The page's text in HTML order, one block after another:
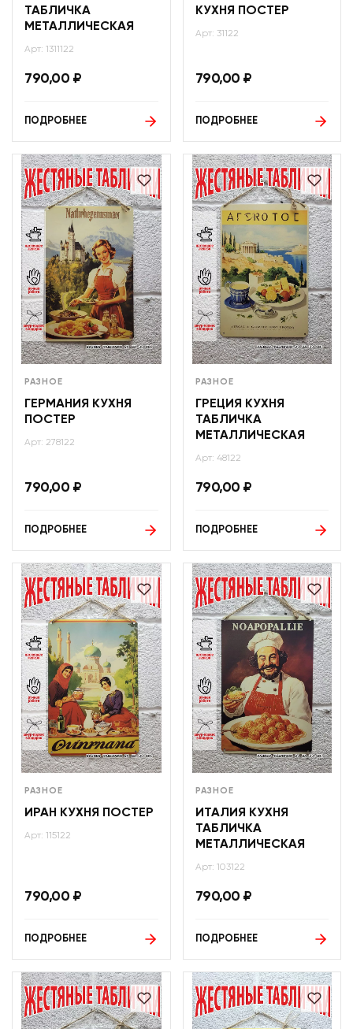
ТАБЛИЧКА
МЕТАЛЛИЧЕСКАЯ
Арт: 1311122
790,00 ₽
ПОДРОБНЕЕ
КУХНЯ ПОСТЕР
Арт: 31122
790,00 ₽
ПОДРОБНЕЕ
РАЗНОЕ
ГЕРМАНИЯ КУХНЯ
ПОСТЕР
Арт: 278122
790,00 ₽
ПОДРОБНЕЕ
РАЗНОЕ
ГРЕЦИЯ КУХНЯ
ТАБЛИЧКА
МЕТАЛЛИЧЕСКАЯ
Арт: 48122
790,00 ₽
ПОДРОБНЕЕ
РАЗНОЕ
ИРАН КУХНЯ ПОСТЕР
Арт: 115122
790,00 ₽
ПОДРОБНЕЕ
РАЗНОЕ
ИТАЛИЯ КУХНЯ
ТАБЛИЧКА
МЕТАЛЛИЧЕСКАЯ
Арт: 103122
790,00 ₽
ПОДРОБНЕЕ